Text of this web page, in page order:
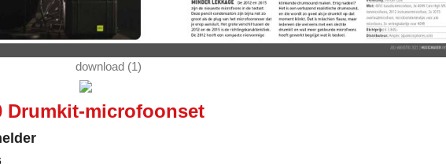
download (1)
Drumkit-microfoonset